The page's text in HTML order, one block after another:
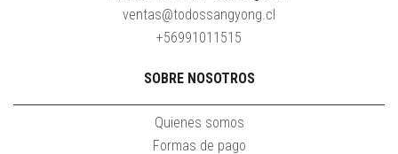
ventas@todossangyong.cl
+56991011515
SOBRE NOSOTROS
Quienes somos
Formas de pago